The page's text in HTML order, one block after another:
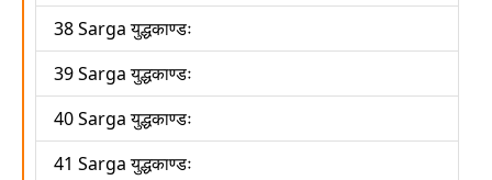
38 Sarga युद्धकाण्डः
39 Sarga युद्धकाण्डः
40 Sarga युद्धकाण्डः
41 Sarga युद्धकाण्डः